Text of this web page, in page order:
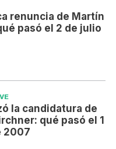
renuncia de Martín
pasó el 2 de julio
la candidatura de
qué pasó el 1
2007